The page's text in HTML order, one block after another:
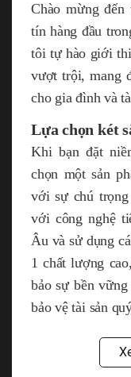
Chào mừng
tín hàng đầu
tôi tự hào giới
vượt trội, mang
cho gia đình và
Lựa chọn két
Khi bạn đặt
chọn một sản
với sự chú
với công nghệ
Âu và sử dụng
1 chất lượng
bảo sự bền
bảo vệ tài sản